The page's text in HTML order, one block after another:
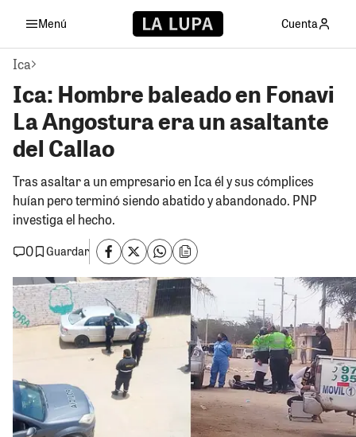
Menú Cuenta
Ica
Ica: Hombre baleado en Fonavi
La Angostura era un asaltante
del Callao
Tras asaltar a un empresario en Ica él y sus cómplices
huían pero terminó siendo abatido y abandonado. PNP
investiga el hecho.
0
Guardar